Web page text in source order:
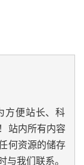
方便站长、科
站内所有内容
何资源的储存
我们联系。